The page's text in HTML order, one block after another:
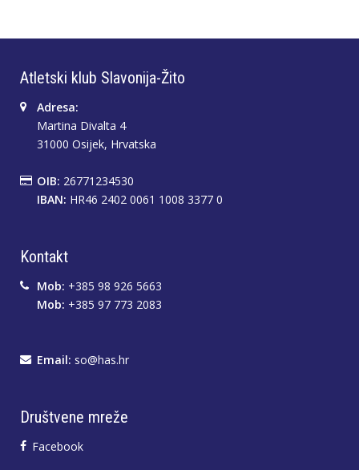
Atletski klub Slavonija-Žito
Adresa:
Martina Divalta 4
31000 Osijek, Hrvatska
OIB: 26771234530
IBAN: HR46 2402 0061 1008 3377 0
Kontakt
Mob: +385 98 926 5663
Mob: +385 97 773 2083
Email: so@has.hr
Društvene mreže
Facebook